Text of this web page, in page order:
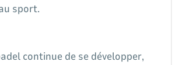
sport.
continue de se développer,